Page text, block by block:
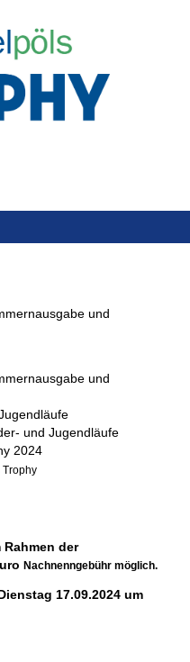
und
und
und Jugendläufe
2024
Trophy
der
Nachnenngebühr möglich.
17.09.2024 um